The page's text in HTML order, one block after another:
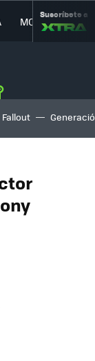
MOVILIDAD
Suscríbete a
Fallout